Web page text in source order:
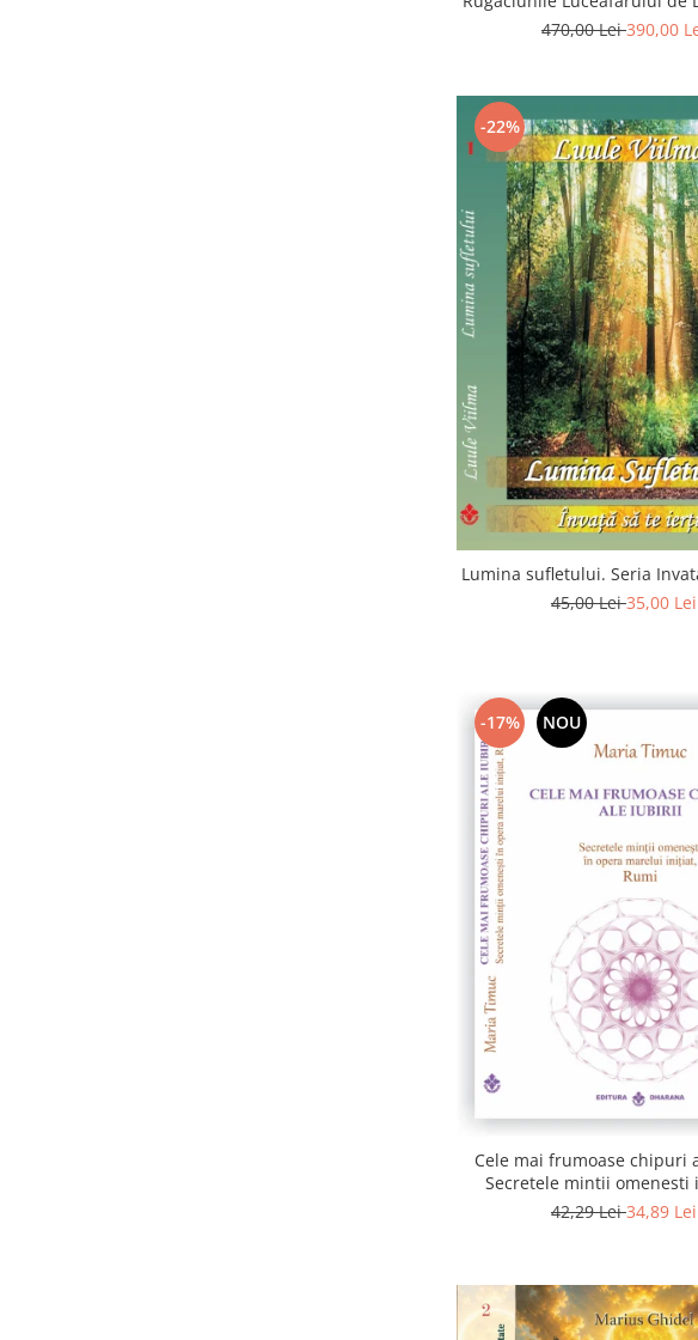
Gratuit)
470,00 Lei390,00
-22%
Lumina sufletului. Seria
45,00 Lei35,00 Lei
-17% NOU
Cele mai frumoase chipuri
Secretele mintii omenesti
marelui initiat, Rumi
42,29 Lei34,89 Lei